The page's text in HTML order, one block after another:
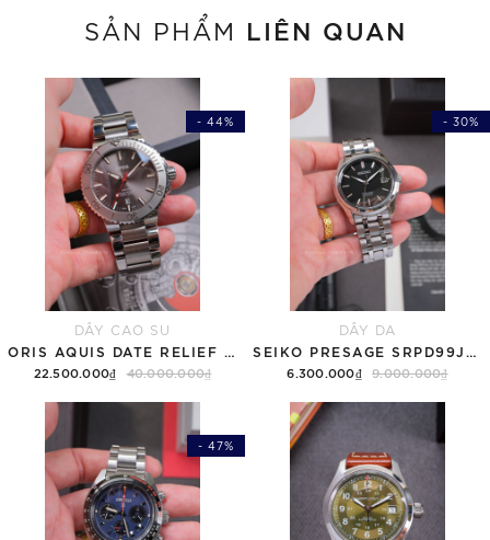
SẢN PHẨM LIÊN QUAN
- 44%
DÂY CAO SU
22.500.000₫ 40.000.000₫
- 30%
DÂY DA
6.300.000₫ 9.000.000₫
- 47%